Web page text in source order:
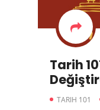
Tarih
IITARIH 101